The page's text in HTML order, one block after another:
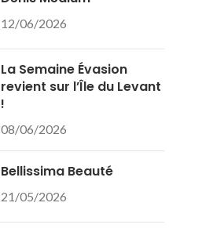
12/06/2026
La Semaine Évasion
revient sur l’Île du Levant
!
08/06/2026
Bellissima Beauté
21/05/2026